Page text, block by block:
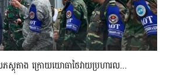
ភស្តុតាង ក្រោយយោធាថៃវាយប្រហារល...